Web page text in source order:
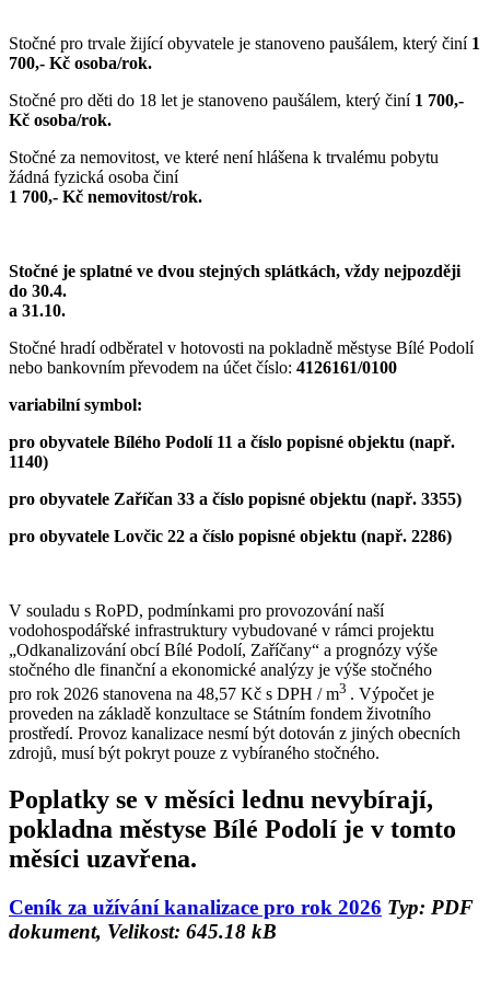
Stočné pro trvale žijící obyvatele je stanoveno paušálem, který činí 1
700,- Kč osoba/rok.
Stočné pro děti do 18 let je stanoveno paušálem, který činí 1 700,-
Kč osoba/rok.
Stočné za nemovitost, ve které není hlášena k trvalému pobytu
žádná fyzická osoba činí
1 700,- Kč nemovitost/rok.
Stočné je splatné ve dvou stejných splátkách, vždy nejpozději
do 30.4.
a 31.10.
Stočné hradí odběratel v hotovosti na pokladně městyse Bílé Podolí
nebo bankovním převodem na účet číslo: 4126161/0100
variabilní symbol:
pro obyvatele Bílého Podolí 11 a číslo popisné objektu (např.
1140)
pro obyvatele Zaříčan 33 a číslo popisné objektu (např. 3355)
pro obyvatele Lovčic 22 a číslo popisné objektu (např. 2286)
V souladu s RoPD, podmínkami pro provozování naší
vodohospodářské infrastruktury vybudované v rámci projektu
„Odkanalizování obcí Bílé Podolí, Zaříčany“ a prognózy výše
stočného dle finanční a ekonomické analýzy je výše stočného
pro rok 2026 stanovena na 48,57 Kč s DPH / m3 . Výpočet je
proveden na základě konzultace se Státním fondem životního
prostředí. Provoz kanalizace nesmí být dotován z jiných obecních
zdrojů, musí být pokryt pouze z vybíraného stočného.
Poplatky se v měsíci lednu nevybírají,
pokladna městyse Bílé Podolí je v tomto
měsíci uzavřena.
Ceník za užívání kanalizace pro rok 2026 Typ: PDF
dokument, Velikost: 645.18 kB